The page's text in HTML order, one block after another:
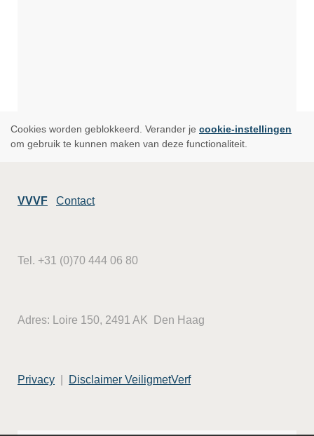
Cookies worden geblokkeerd. Verander je cookie-instellingen
om gebruik te kunnen maken van deze functionaliteit.
VVVF Contact
Tel. +31 (0)70 444 06 80
Adres: Loire 150, 2491 AK Den Haag
Privacy Disclaimer VeiligmetVerf